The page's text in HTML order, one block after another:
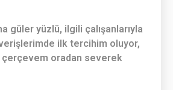
güler yüzlü, ilgili çalışanlarıyla
ilk tercihim oluyor,
oradan severek